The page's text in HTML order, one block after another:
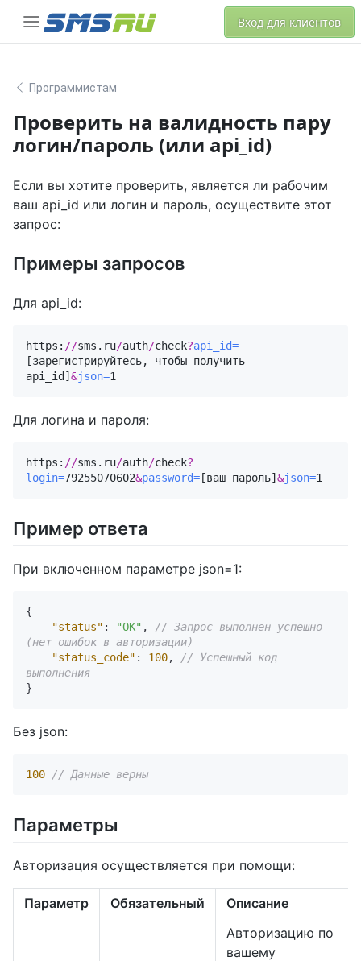
Вход для клиентов
Программистам
Проверить на валидность пару
логин/пароль (или api_id)
Если вы хотите проверить, является ли рабочим
ваш api_id или логин и пароль, осуществите этот
запрос:
Примеры запросов
Для api_id:
https: //sms.ru/auth/check?api_id=
[зарегистрируйтесь, чтобы получить
api_id] &json=1
Для логина и пароля:
https: //sms.ru/auth/check?
login=79255070602&password= [ваш пароль] &json=1
Пример ответа
При включенном параметре json=1:
{
"status" : "OK" ,
// Запрос выполнен успешно
(нет ошибок в авторизации)
"status_code" : 100,
// Успешный код
выполнения
}
Без json:
100 // Данные верны
Параметры
Авторизация осуществляется при помощи:
Параметр Обязательный Описание
Авторизацию по
вашему